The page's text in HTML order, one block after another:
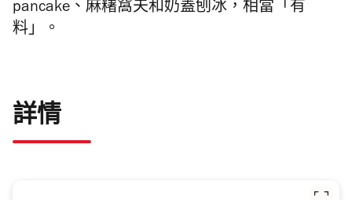
pancake、麻糬窩夫和奶蓋刨冰，相當「有
料」。
詳情